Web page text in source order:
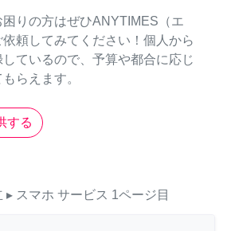
りの方はぜひANYTIMES（エ
頼してみてください！個人から
ているので、予算や都合に応じ
らえます。
する
▸ スマホ サービス 1ページ目